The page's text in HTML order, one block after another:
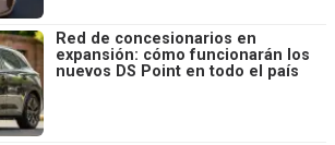
Red de concesionarios en
expansión: cómo funcionarán los
nuevos DS Point en todo el país